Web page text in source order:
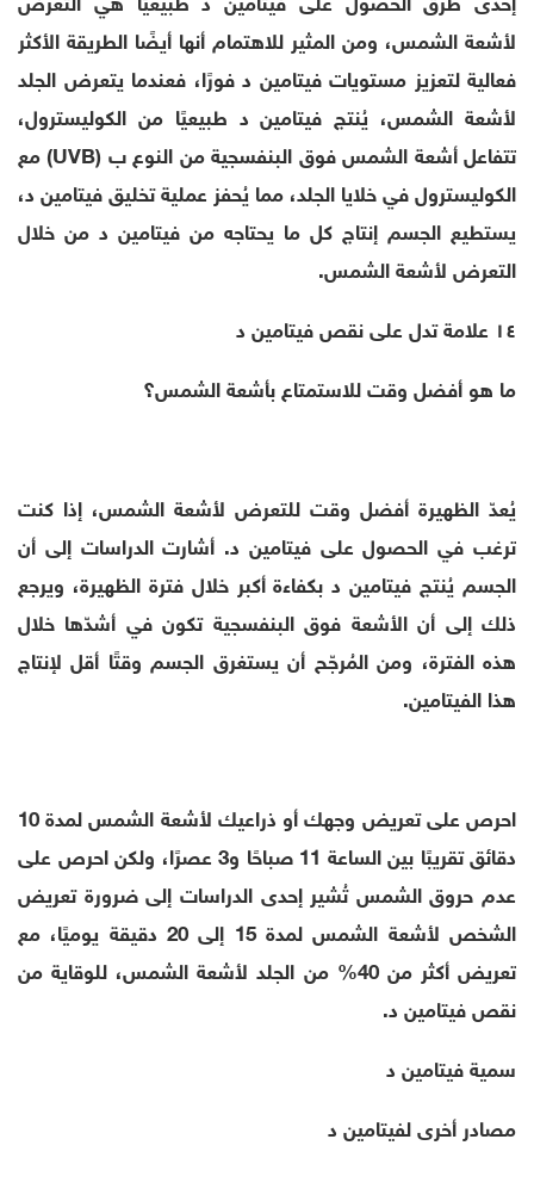
لأشعة الشمس، ومن المثير للاهتمام أنها أيضًا الطريقة الأكثر
فعالية لتعزيز مستويات فيتامين د فورًا، فعندما يتعرض الجلد
لأشعة الشمس، يُنتج فيتامين د طبيعيًا من الكوليسترول،
تتفاعل أشعة الشمس فوق البنفسجية من النوع ب (UVB) مع
الكوليسترول في خلايا الجلد، مما يُحفز عملية تخليق فيتامين د،
يستطيع الجسم إنتاج كل ما يحتاجه من فيتامين د من خلال
التعرض لأشعة الشمس.
١٤ علامة تدل على نقص فيتامين د
ما هو أفضل وقت للاستمتاع بأشعة الشمس؟
يُعدّ الظهيرة أفضل وقت للتعرض لأشعة الشمس، إذا كنت
ترغب في الحصول على فيتامين د. أشارت الدراسات إلى أن
الجسم يُنتج فيتامين د بكفاءة أكبر خلال فترة الظهيرة، ويرجع
ذلك إلى أن الأشعة فوق البنفسجية تكون في أشدّها خلال
هذه الفترة، ومن المُرجّح أن يستغرق الجسم وقتًا أقل لإنتاج
هذا الفيتامين.
احرص على تعريض وجهك أو ذراعيك لأشعة الشمس لمدة 10
دقائق تقريبًا بين الساعة 11 صباحًا و3 عصرًا، ولكن احرص على
عدم حروق الشمس تُشير إحدى الدراسات إلى ضرورة تعريض
الشخص لأشعة الشمس لمدة 15 إلى 20 دقيقة يوميًا، مع
تعريض أكثر من 40% من الجلد لأشعة الشمس، للوقاية من
نقص فيتامين د.
سمية فيتامين د
مصادر أخرى لفيتامين د